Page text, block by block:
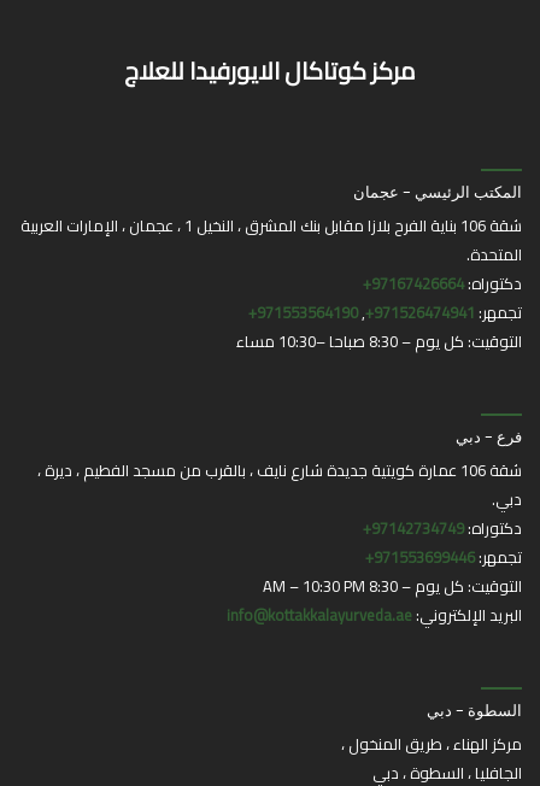
مركز كوتاكال الايورفيدا للعلاج
المكتب الرئيسي - عجمان
شقة 106 بناية الفرح بلازا مقابل بنك المشرق ، النخيل 1 ، عجمان ، الإمارات العربية
المتحدة.
دكتوراه:97167426664+
تجمهر: 971526474941+
,
971553564190+
التوقيت: كل يوم – 8:30 صباحا –10:30 مساء
فرع - دبي
شقة 106 عمارة كويتية جديدة شارع نايف ، بالقرب من مسجد الفطيم ، ديرة ،
دبي.
دكتوراه:97142734749+
تجمهر:971553699446+
التوقيت: كل يوم – 8:30 AM – 10:30 PM
البريد الإلكتروني:info@kottakkalayurveda.ae
السطوة - دبي
مركز الهناء ، طريق المنخول ،
الجافليا ، السطوة ، دبي